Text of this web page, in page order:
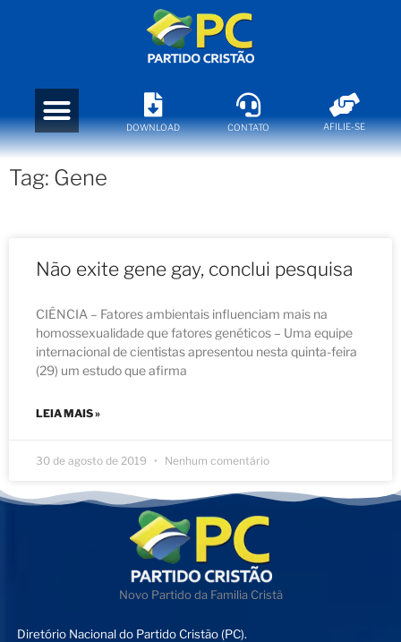
DOWNLOAD CONTATO AFILIE-SE
Tag: Gene
Não exite gene gay, conclui pesquisa
CIÊNCIA – Fatores ambientais influenciam mais na
homossexualidade que fatores genéticos – Uma equipe
internacional de cientistas apresentou nesta quinta-feira
(29) um estudo que afirma
LEIA MAIS »
30 de agosto de 2019 Nenhum comentário
Novo Partido da Familia Cristã
Diretório Nacional do Partido Cristão (PC).